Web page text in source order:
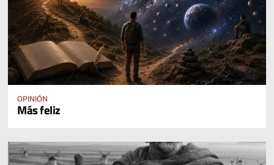
OPINIÓN
Más feliz